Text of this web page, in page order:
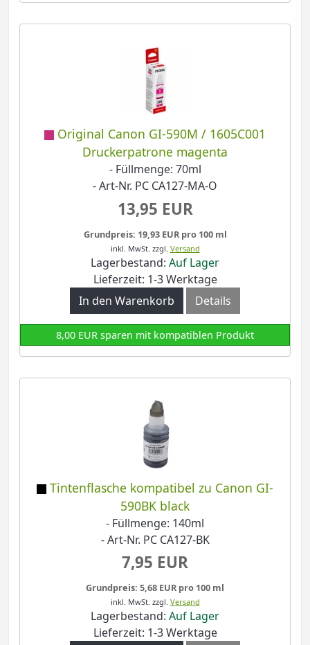
Original Canon GI-590M / 1605C001
Druckerpatrone magenta
- Füllmenge: 70ml
- Art-Nr. PC CA127-MA-O
13,95 EUR
Grundpreis: 19,93 EUR pro 100 ml
inkl. MwSt. zzgl. Versand
Lagerbestand: Auf Lager
Lieferzeit: 1-3 Werktage
In den Warenkorb
Details
8,00 EUR sparen mit kompatiblen Produkt
Tintenflasche kompatibel zu Canon GI-
590BK black
- Füllmenge: 140ml
- Art-Nr. PC CA127-BK
7,95 EUR
Grundpreis: 5,68 EUR pro 100 ml
inkl. MwSt. zzgl. Versand
Lagerbestand: Auf Lager
Lieferzeit: 1-3 Werktage